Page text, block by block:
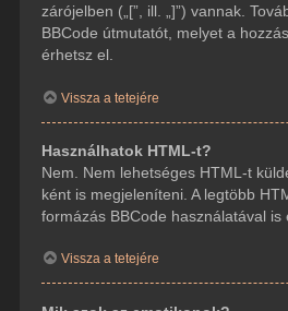
zárójelben („[”, ill. „]”) vannak.
BBCode útmutatót, melyet a
érhetsz el.
Vissza a tetejére
Használhatok HTML-t?
Nem. Nem lehetséges HTML-t
ként is megjeleníteni. A legtöbb
formázás BBCode használatával is
Vissza a tetejére